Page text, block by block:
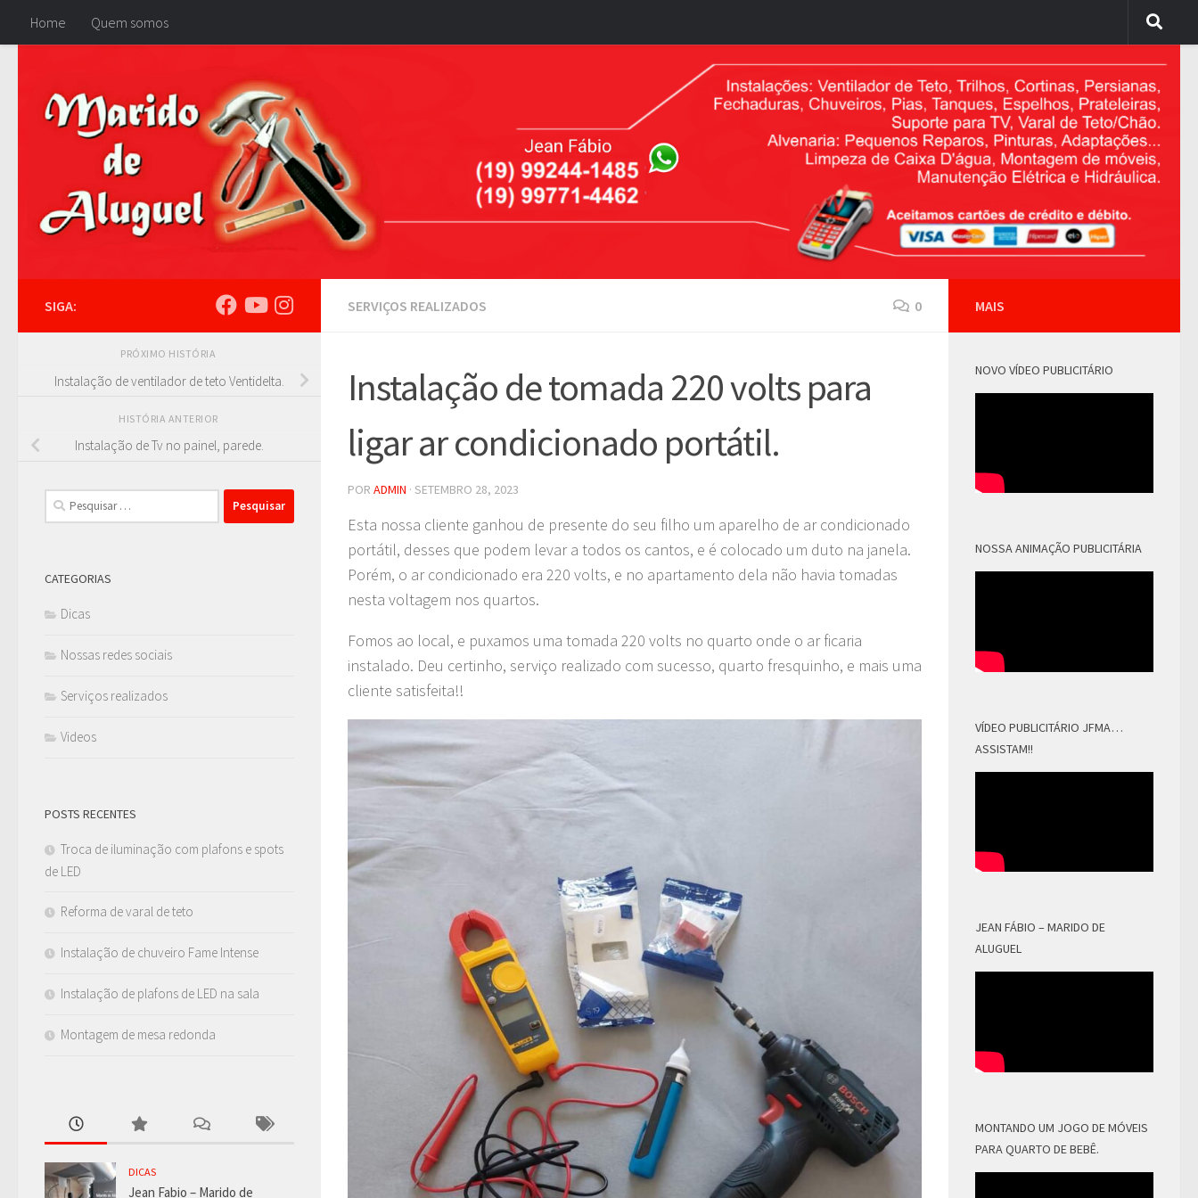
Skip to content
Home Quem somos
SERVIÇOS REALIZADOS 0
Instalação de tomada 220 volts para
ligar ar condicionado portátil.
POR ADMIN · SETEMBRO 28, 2023
Esta nossa cliente ganhou de presente do seu filho um aparelho de ar condicionado
portátil, desses que podem levar a todos os cantos, e é colocado um duto na janela.
Porém, o ar condicionado era 220 volts, e no apartamento dela não havia tomadas
nesta voltagem nos quartos.
Fomos ao local, e puxamos uma tomada 220 volts no quarto onde o ar ficaria
instalado. Deu certinho, serviço realizado com sucesso, quarto fresquinho, e mais uma
cliente satisfeita!!
SIGA:
PRÓXIMO HISTÓRIA
Instalação de ventilador de teto Ventidelta.
HISTÓRIA ANTERIOR
Instalação de Tv no painel, parede.
Pesquisar
por:
CATEGORIAS
Dicas
Nossas redes sociais
Serviços realizados
Videos
POSTS RECENTES
Troca de iluminação com plafons e spots
de LED
Reforma de varal de teto
Instalação de chuveiro Fame Intense
Instalação de plafons de LED na sala
Montagem de mesa redonda
DICAS
Jean Fabio – Marido de
MAIS
NOVO VÍDEO PUBLICITÁRIO
NOSSA ANIMAÇÃO PUBLICITÁRIA
VÍDEO PUBLICITÁRIO JFMA…
ASSISTAM!!
JEAN FÁBIO – MARIDO DE
ALUGUEL
MONTANDO UM JOGO DE MÓVEIS
PARA QUARTO DE BEBÊ.